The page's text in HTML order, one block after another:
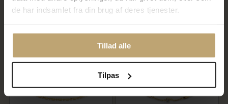
de har indsamlet fra din brug af deres tjenester.
Tillad alle
Tilpas
På lager På fjernlager
SALE